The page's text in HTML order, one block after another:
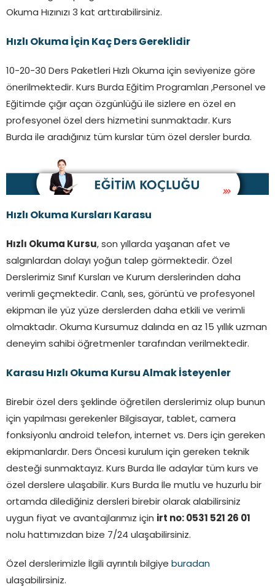
Okuma Hızınızı 3 kat arttırabilirsiniz.
Hızlı Okuma İçin Kaç Ders Gereklidir
10-20-30 Ders Paketleri Hızlı Okuma için seviyenize göre
önerilmektedir. Kurs Burda Eğitim Programları ,Personel ve
Eğitimde çığır açan özgünlüğü ile sizlere en özel en
profesyonel özel ders hizmetini sunmaktadır. Kurs
Burda ile aradığınız tüm kurslar tüm özel dersler burda.
Hızlı Okuma Kursları Karasu
Hızlı Okuma Kursu, son yıllarda yaşanan afet ve
salgınlardan dolayı yoğun talep görmektedir. Özel
Derslerimiz Sınıf Kursları ve Kurum derslerinden daha
verimli geçmektedir. Canlı, ses, görüntü ve profesyonel
ekipman ile yüz yüze derslerden daha etkili ve verimli
olmaktadır. Okuma Kursumuz dalında en az 15 yıllık uzman
deneyim sahibi öğretmenler tarafından verilmektedir.
Karasu Hızlı Okuma Kursu Almak İsteyenler
Birebir özel ders şeklinde öğretilen derslerimiz olup bunun
için yapılması gerekenler Bilgisayar, tablet, camera
fonksiyonlu android telefon, internet vs. Ders için gereken
ekipmanlardır. Ders Öncesi kurulum için gereken teknik
desteği sunmaktayız. Kurs Burda İle adaylar tüm kurs ve
özel derslere ulaşabilir. Kurs Burda İle mutlu ve huzurlu bir
ortamda dilediğiniz dersleri birebir olarak alabilirsiniz
uygun fiyat ve avantajlarımız için irt no: 0531 521 26 01
nolu hattımızdan bize 7/24 ulaşabilirsiniz.
Özel derslerimizle İlgili ayrıntılı bilgiye buradan
ulaşabilirsiniz.